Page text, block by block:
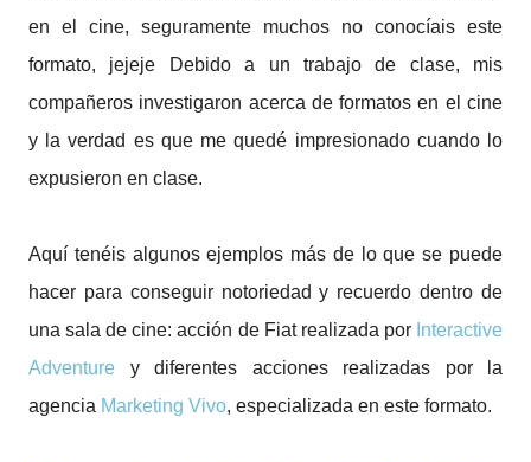
en el cine, seguramente muchos no conocíais este
formato, jejeje Debido a un trabajo de clase, mis
compañeros investigaron acerca de formatos en el cine
y la verdad es que me quedé impresionado cuando lo
expusieron en clase.
Aquí tenéis algunos ejemplos más de lo que se puede
hacer para conseguir notoriedad y recuerdo dentro de
una sala de cine: acción de Fiat realizada por Interactive
Adventure y diferentes acciones realizadas por la
agencia Marketing Vivo, especializada en este formato.